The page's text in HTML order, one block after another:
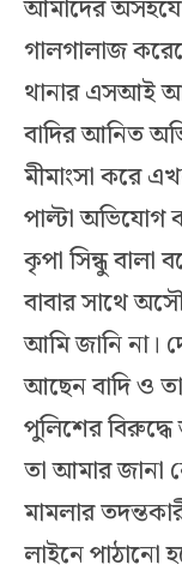
আমাদের
গালগালাজ
থানার এসআই
বাদির আনিত
মীমাংসা করে
পাল্টা অভিযোগ
কৃপা সিন্ধু বালা
বাবার সাথে
আমি জানি না।
আছেন বাদি ও
পুলিশের
তা আমার জানা
মামলার
লাইনে পাঠানো